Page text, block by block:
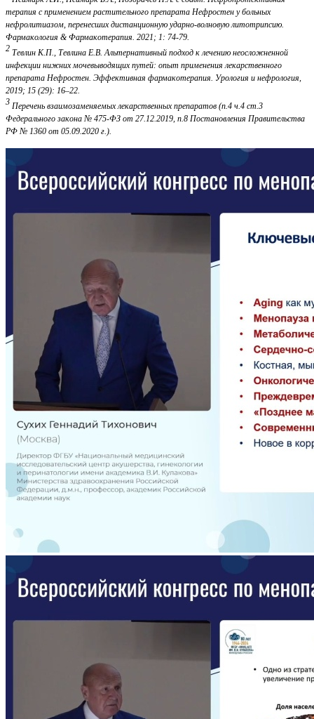
терапия с применением растительного препарата Нефростен у больных
нефролитиазом, перенесших дистанционную ударно-волновую литотрипсию.
Фармакология & Фармакотерапия. 2021; 1: 74-79.
2 Тевлин К.П., Тевлина Е.В. Альтернативный подход к лечению неосложненной
инфекции нижних мочевыводящих путей: опыт применения лекарственного
препарата Нефростен. Эффективная фармакотерапия. Урология и нефрология,
2019; 15 (29): 16–22.
3 Перечень взаимозаменяемых лекарственных препаратов (п.4 ч.4 ст.3
Федерального закона № 475-ФЗ от 27.12.2019, п.8 Постановления Правительства
РФ № 1360 от 05.09.2020 г.).